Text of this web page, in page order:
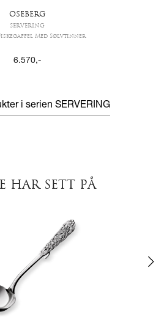
OSEBERG
SERVERING
Med Sølvtinner
6.570,-
i serien SERVERING
HAR SETT PÅ